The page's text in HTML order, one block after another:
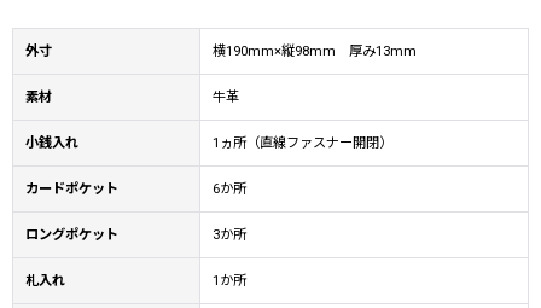
外寸 横190mm×縦98mm 厚み13mm
素材 牛革
小銭入れ 1ヵ所（直線ファスナー開閉）
カードポケット 6か所
ロングポケット 3か所
札入れ 1か所